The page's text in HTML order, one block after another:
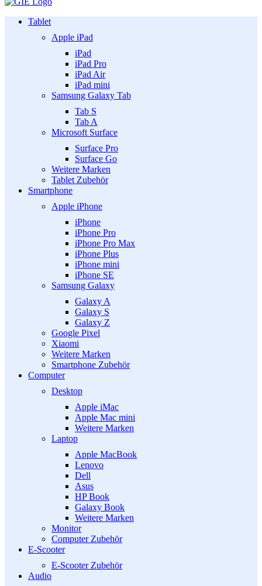
Tablet
Apple iPad
iPad
iPad Pro
iPad Air
iPad mini
Samsung Galaxy Tab
Tab S
Tab A
Microsoft Surface
Surface Pro
Surface Go
Weitere Marken
Tablet Zubehör
Smartphone
Apple iPhone
iPhone
iPhone Pro
iPhone Pro Max
iPhone Plus
iPhone mini
iPhone SE
Samsung Galaxy
Galaxy A
Galaxy S
Galaxy Z
Google Pixel
Xiaomi
Weitere Marken
Smartphone Zubehör
Computer
Desktop
Apple iMac
Apple Mac mini
Weitere Marken
Laptop
Apple MacBook
Lenovo
Dell
Asus
HP Book
Galaxy Book
Weitere Marken
Monitor
Computer Zubehör
E-Scooter
E-Scooter Zubehör
Audio